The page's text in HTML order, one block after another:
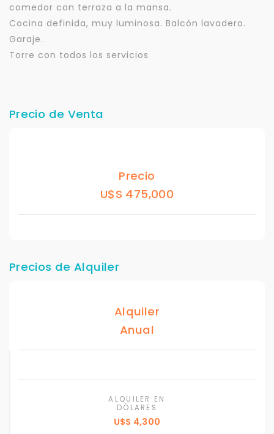
comedor con terraza a la mansa.
Cocina definida, muy luminosa. Balcón lavadero.
Garaje.
Torre con todos los servicios
Precio de Venta
Precio
U$S 475,000
Precios de Alquiler
Alquiler
Anual
ALQUILER EN
DÓLARES
U$S 4,300